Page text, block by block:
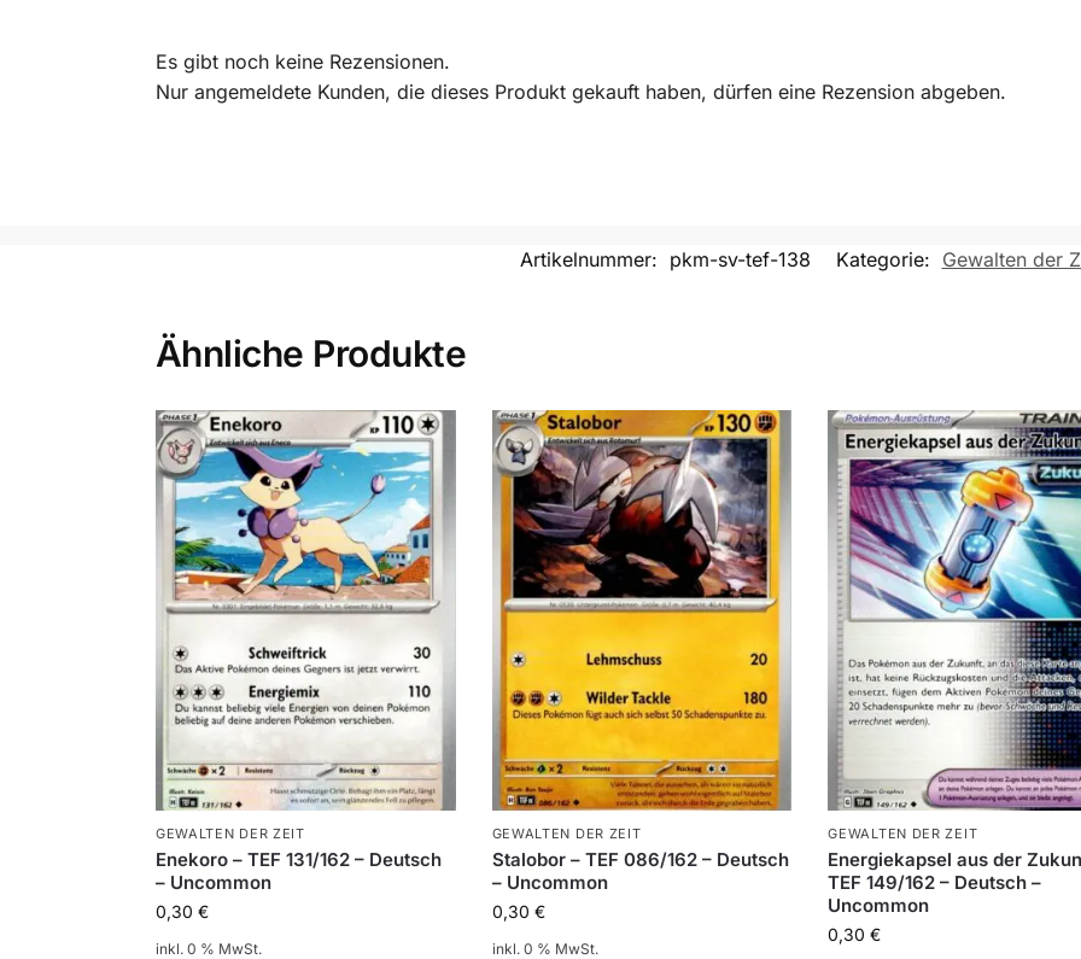
Es gibt noch keine Rezensionen.
Nur angemeldete Kunden, die dieses Produkt gekauft haben, dürfen eine Rezension abgeben.
Artikelnummer: pkm-sv-tef-138 Kategorie: Gewalten der
Ähnliche Produkte
GEWALTEN DER ZEIT
Enekoro – TEF 131/162 – Deutsch
– Uncommon
0,30 €
inkl. 0 % MwSt.
GEWALTEN DER ZEIT
Stalobor – TEF 086/162 – Deutsch
– Uncommon
0,30 €
inkl. 0 % MwSt.
GEWALTEN DER ZEIT
Energiekapsel aus der
TEF 149/162 – Deutsch –
Uncommon
0,30€